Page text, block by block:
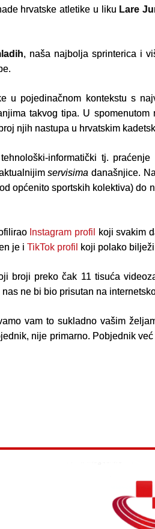
hrvatske atletike u liku Lare
, naša najbolja sprinterica i
u pojedinačnom kontekstu s
takvog tipa. U
njih nastupa u hrvatskim
informatički tj.
servisima današnjice.
općenito sportskih kolektiva) do
Instagram profil koji svakim
je i TikTok profil koji polako
broji preko čak 11 tisuća
ne bi bio prisutan na
vam to sukladno vašim
nije primarno. Pobjednik